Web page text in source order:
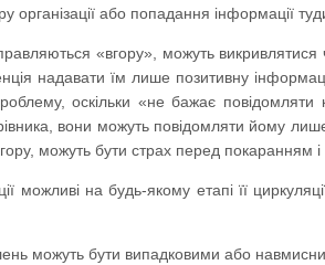
організації або попадання інформації
«вгору», можуть викривлятися
надавати їм лише позитивну
оскільки «не бажає повідомляти
вони можуть повідомляти йому
можуть бути страх перед покаранням і
можливі на будь-якому етапі її
можуть бути випадковими або